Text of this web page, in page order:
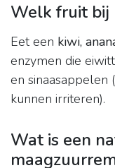
Welk fruit bij
Eet een kiwi,
enzymen die
en sinaasappelen
kunnen irriteren).
Wat is een